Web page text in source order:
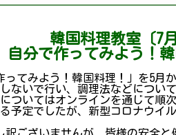
韓国料理教室〔7月
自分で作ってみよう！韓
てみよう！韓国料理！」を5月
いで行い、調理法などについ
ついてはオンラインを通じて順
予定でしたが、新型コロナウ